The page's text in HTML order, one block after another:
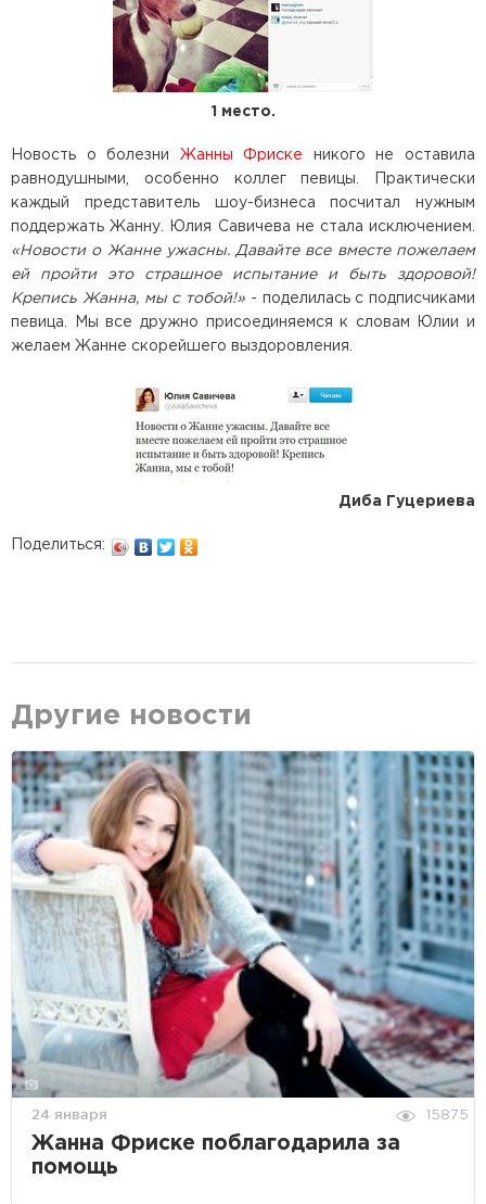
1 место.
Новость о болезни Жанны Фриске
никого не оставила
равнодушными, особенно коллег певицы. Практически
каждый представитель шоу-бизнеса посчитал нужным
поддержать Жанну. Юлия Савичева не стала исключением.
«Новости о Жанне ужасны. Давайте все вместе пожелаем
ей пройти это страшное испытание и быть здоровой!
Крепись Жанна, мы с тобой!» - поделилась с подписчиками
певица. Мы все дружно присоединяемся к словам Юлии и
желаем Жанне скорейшего выздоровления.
Диба Гуцериева
Поделиться:
Другие новости
24 января 15875
Жанна Фриске поблагодарила за
помощь